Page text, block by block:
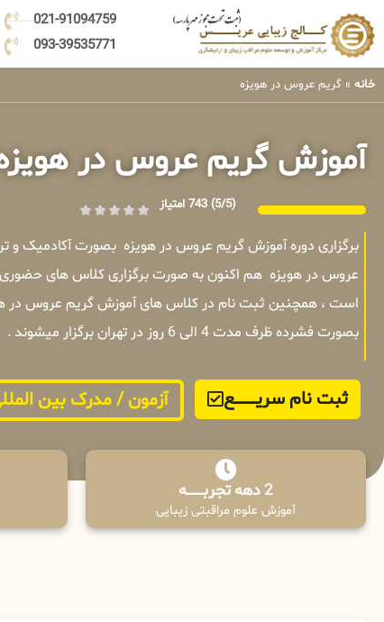
021-91094759
093-39535771
خانه » گریم عروس در هویزه
آموزش گریم عروس در
(5/5) 743 امتیاز
برگزاری دوره آموزش گریم عروس در هویزه بصورت آکادمیک
عروس در هویزه هم اکنون به صورت برگزاری کلاس های حضوری
است ، همچنین ثبت نام در کلاس های آموزش گریم عروس در
بصورت فشرده ظرف مدت 4 الی 6 روز در تهران برگزار میشوند .
ثبت نام سریــــــــــــع آزمون / مدرک بین
2 دهه تجربـــــــــه
آموزش علوم مراقبتی زیبایی